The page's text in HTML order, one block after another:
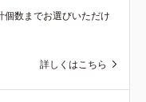
数までお選びいただけ
詳しくはこちら